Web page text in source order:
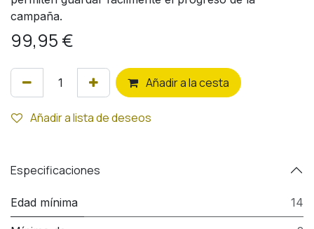
campaña.
99,95 €
Añadir a la cesta
Añadir a lista de deseos
Especificaciones
Edad mínima 14